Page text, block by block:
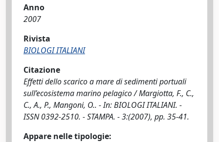
Anno
2007
Rivista
BIOLOGI ITALIANI
Citazione
Effetti dello scarico a mare di sedimenti portuali
sull’ecosistema marino pelagico / Margiotta, F., C.,
C., A., P., Mangoni, O.. - In: BIOLOGI ITALIANI. -
ISSN 0392-2510. - STAMPA. - 3:(2007), pp. 35-41.
Appare nelle tipologie: